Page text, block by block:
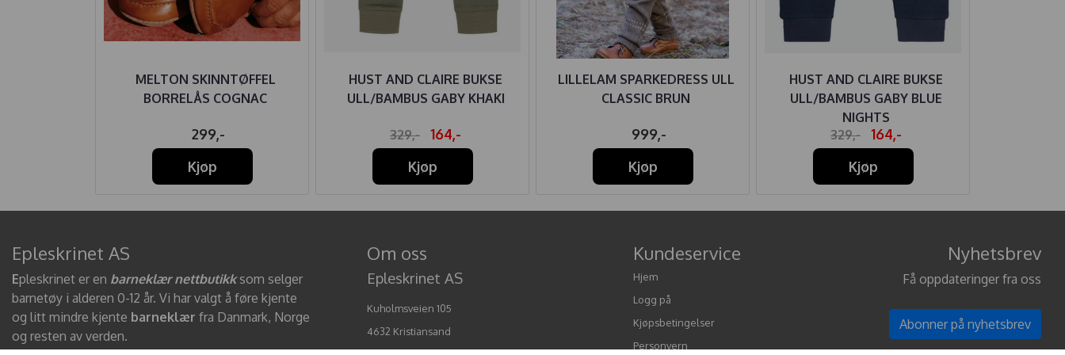
MELTON SKINNTØFFEL
BORRELÅS COGNAC
299,-
Kjøp
HUST AND CLAIRE BUKSE
ULL/BAMBUS GABY KHAKI
329,-
164,-
Kjøp
LILLELAM SPARKEDRESS ULL
CLASSIC BRUN
999,-
Kjøp
HUST AND CLAIRE BUKSE
ULL/BAMBUS GABY BLUE
NIGHTS
329,-
164,-
Kjøp
Epleskrinet AS
Epleskrinet er en barneklær nettbutikksom selger
barnetøy i alderen 0-12 år. Vi har valgt å føre kjente
og litt mindre kjente barneklær fra Danmark, Norge
og resten av verden.
Om oss
Epleskrinet AS
Kuholmsveien 105
4632 Kristiansand
Kundeservice
Hjem
Logg på
Kjøpsbetingelser
Personvern
Nyhetsbrev
Få oppdateringer fra oss
Abonner på nyhetsbrev